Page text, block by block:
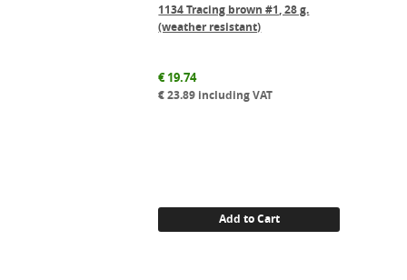
1134 Tracing brown #1, 28 g.
(weather resistant)
€19.74
€23.89 including VAT
Add to Cart